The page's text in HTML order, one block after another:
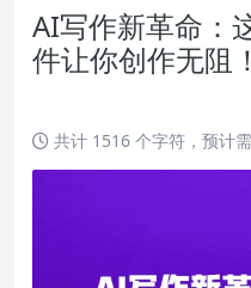
AI写作新革命：
件让你创作无阻！
共计 1516 个字符，预计